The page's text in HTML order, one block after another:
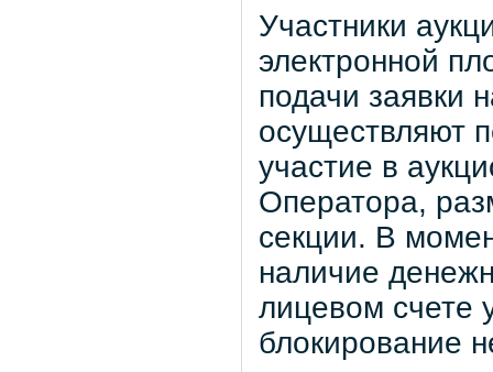
Участники
электронной
подачи заявки
осуществляют
участие в
Оператора,
секции. В
наличие
лицевом счете
блокирование